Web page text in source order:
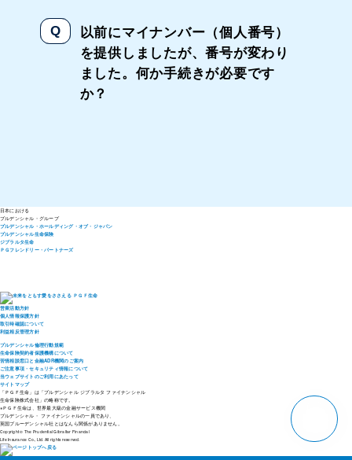
以前にマイナンバー（個人番号）
を提供しましたが、番号が変わり
ました。何か手続きが必要です
か？
日本における
プルデンシャル・ グループ
プルデンシャル・ホールディング・オブ・ジャパン
プルデンシャル生命保険
ジブラルタ生命
ＰＧフレンドリー・パートナーズ
営業活動方針
個人情報保護方針
取引時確認について
利益相反管理方針
プルデンシャル倫理行動規範
生命保険契約者保護機構について
苦情相談窓口と金融ADR機関のご案内
ご注意事項・セキュリティ情報について
当ウェブサイトのご利用にあたって
サイトマップ
「ＰＧＦ生命」は「プルデンシャル ジブラルタ ファイナンシャル
生命保険株式会社」の略称です。
※ＰＧＦ生命は、世界最大級の金融サービス機関
プルデンシャル・ ファイナンシャルの一員であり、
英国プルーデンシャル社とはなんら関係がありません。
Copyright © The Prudential Gibraltar Financial
Life Insurance Co., Ltd. All rights reserved.
pagetop